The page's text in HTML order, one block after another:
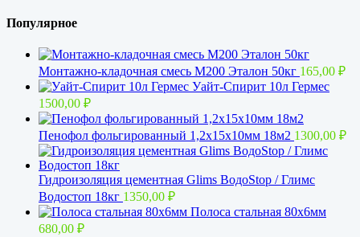
Популярное
Монтажно-кладочная смесь М200 Эталон 50кг 165,00 ₽
Уайт-Спирит 10л Гермес
1500,00 ₽
Пенофол фольгированный 1,2x15х10мм 18м2 1300,00 ₽
Гидроизоляция цементная Glims BoдoStop / Глимс
Водостоп 18кг 1350,00 ₽
Полоса стальная 80х6мм
680,00 ₽